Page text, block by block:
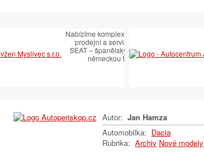
Nabízíme komplexní služby v oblasti
prodejní a servisní péče SEAT.
SEAT – španělský temperament s
německou technologií
Autor: Jan Hamza
Automobilka: Dacia
Rubrika: Archiv Nové modely